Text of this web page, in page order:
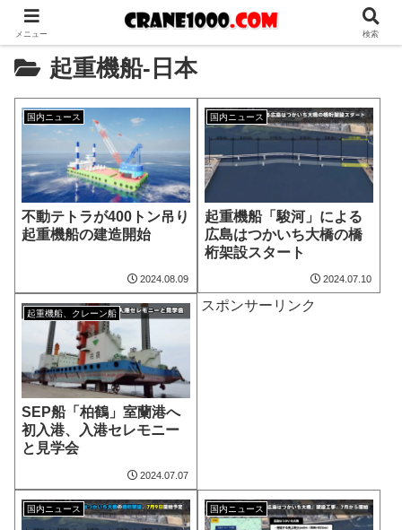
起重機船-日本
国内ニュース
不動テトラが400トン吊り
起重機船の建造開始
2024.08.09
国内ニュース
起重機船「駿河」による
広島はつかいち大橋の橋
桁架設スタート
2024.07.10
起重機船、クレーン船
SEP船「柏鶴」室蘭港へ
初入港、入港セレモニー
と見学会
2024.07.07
スポンサーリンク
国内ニュース 国内ニュース
メニュー 検索